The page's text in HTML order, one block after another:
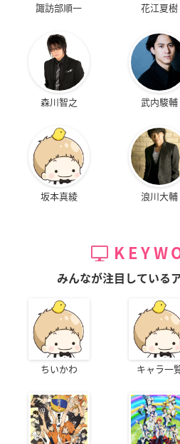
諏訪部順一 花江夏樹
森川智之 武内駿輔
坂本真綾 浪川大輔
みんなが注目している
ちいかわ キャラ一